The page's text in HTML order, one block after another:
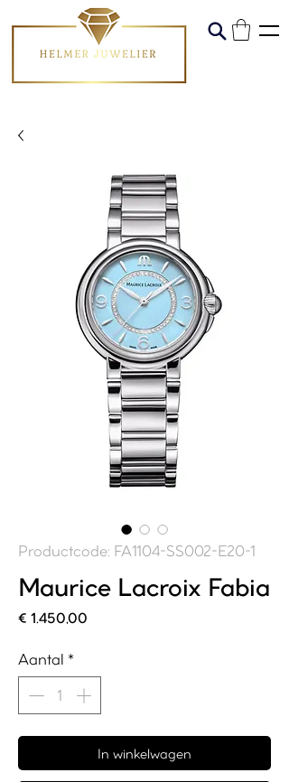
Productcode: FA1104-SS002-E20-1
Maurice Lacroix Fabia
€ 1.450,00
Aantal *
In winkelwagen